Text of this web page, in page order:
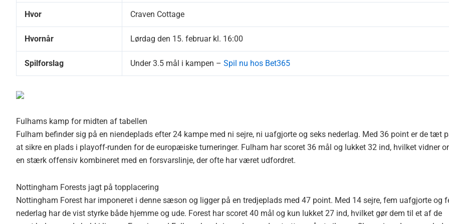
Hvor Craven Cottage
Hvornår Lørdag den 15. februar kl. 16:00
Spilforslag Under 3.5 mål i kampen – Spil nu hos Bet365
Fulhams kamp for midten af tabellen
Fulham befinder sig på en niendeplads efter 24 kampe med ni sejre, ni uafgjorte og seks nederlag. Med 36 point er de tæt
at sikre en plads i playoff-runden for de europæiske turneringer. Fulham har scoret 36 mål og lukket 32 ind, hvilket vidner
en stærk offensiv kombineret med en forsvarslinje, der ofte har været udfordret.
Nottingham Forests jagt på topplacering
Nottingham Forest har imponeret i denne sæson og ligger på en tredjeplads med 47 point. Med 14 sejre, fem uafgjorte og
nederlag har de vist styrke både hjemme og ude. Forest har scoret 40 mål og kun lukket 27 ind, hvilket gør dem til et af de